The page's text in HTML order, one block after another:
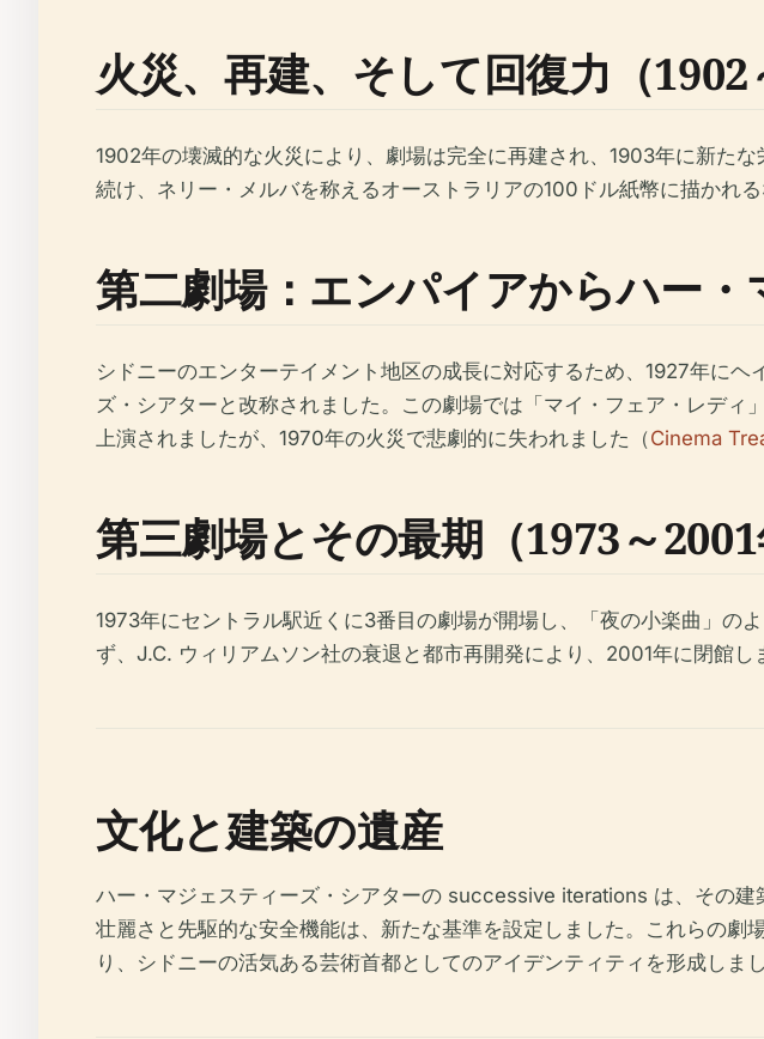
火災、再建、そして回復力（1902
1902年の壊滅的な火災により、劇場は完全に再建され、1903年に新た
続け、ネリー・メルバを称えるオーストラリアの100ドル紙幣に描かれ
第二劇場：エンパイアからハー・
シドニーのエンターテイメント地区の成長に対応するため、1927年に
ズ・シアターと改称されました。この劇場では「マイ・フェア・レデ
上演されましたが、1970年の火災で悲劇的に失われました（Cinema
第三劇場とその最期（1973～2001
1973年にセントラル駅近くに3番目の劇場が開場し、「夜の小楽曲」の
ず、J.C. ウィリアムソン社の衰退と都市再開発により、2001年に閉館し
文化と建築の遺産
ハー・マジェスティーズ・シアターの successive iterations は、その
壮麗さと先駆的な安全機能は、新たな基準を設定しました。これらの
り、シドニーの活気ある芸術首都としてのアイデンティティを形成しま